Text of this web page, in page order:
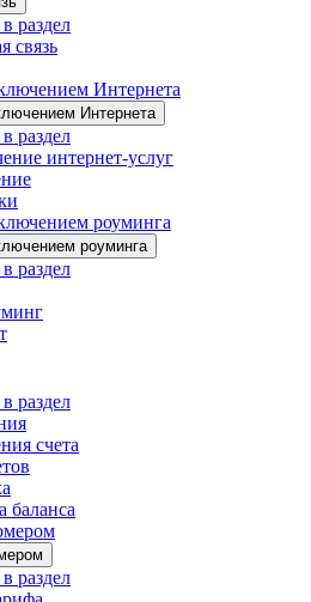
раздел
связь
Интернета
Интернета
раздел
интернет-услуг
роуминга
роуминга
раздел
раздел
счета
баланса
раздел